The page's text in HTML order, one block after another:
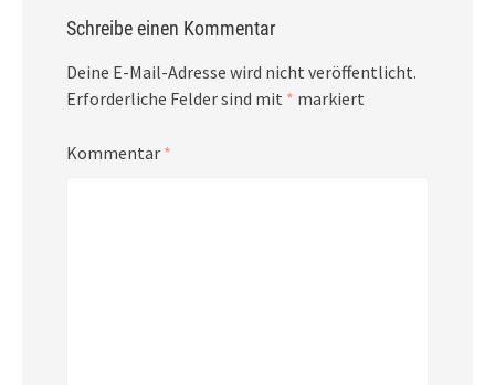
Schreibe einen Kommentar
Deine E-Mail-Adresse wird nicht veröffentlicht.
Erforderliche Felder sind mit * markiert
Kommentar *